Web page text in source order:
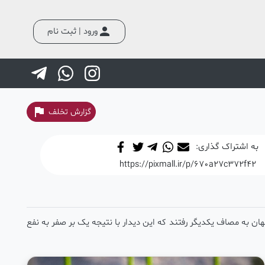
personورود | ثبت نام
گزارش تخلف flag
به اشتراک گذاری:
https://pixmall.ir/p/670a27c372f42
در ورزشگاه عاطف شفق اصفهان به مصاف یکدیگر رفتند که این دیدار با نتیجه یک بر صفر به نفع